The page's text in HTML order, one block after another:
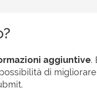
aggiuntive.
di